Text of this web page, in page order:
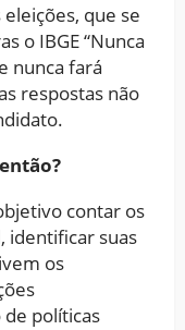
que se
o IBGE “Nunca
nunca fará
respostas não
contar os
identificar suas
os
políticas